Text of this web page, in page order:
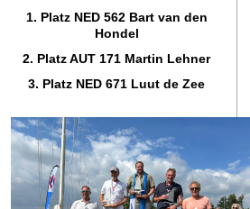
1. Platz NED 562 Bart van den
Hondel
2. Platz AUT 171 Martin Lehner
3. Platz NED 671 Luut de Zee